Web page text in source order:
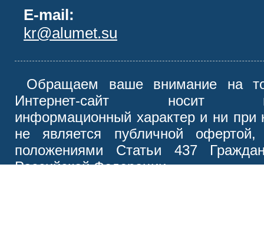
E-mail:
kr@alumet.su
Обращаем ваше внимание на
Интернет-сайт носит
информационный характер и ни при
не является публичной офертой,
положениями Статьи 437
Российской Федерации.